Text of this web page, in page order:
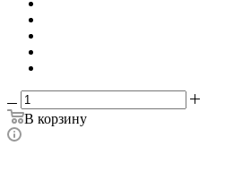
В корзину